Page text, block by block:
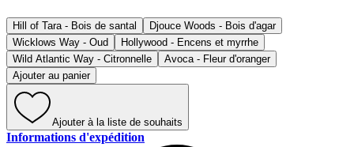
Hill of Tara - Bois de santal
Djouce Woods - Bois d'agar
Wicklows Way - Oud
Hollywood - Encens et myrrhe
Wild Atlantic Way - Citronnelle
Avoca - Fleur d'oranger
Ajouter au panier
Ajouter à la liste de souhaits
Informations d'expédition